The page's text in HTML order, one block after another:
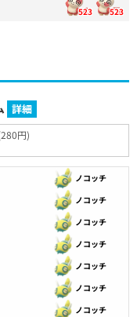
523
523
詳細
円)
ノコッチ
ノコッチ
ノコッチ
ノコッチ
ノコッチ
ノコッチ
ノコッチ